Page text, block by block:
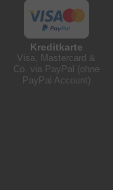
Kreditkarte
Visa, Mastercard &
Co. via PayPal (ohne
PayPal Account)